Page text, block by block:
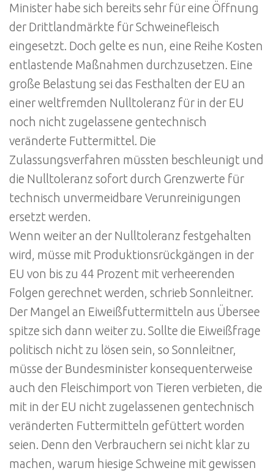
Minister habe sich bereits sehr für eine Öffnung
der Drittlandmärkte für Schweinefleisch
eingesetzt. Doch gelte es nun, eine Reihe Kosten
entlastende Maßnahmen durchzusetzen. Eine
große Belastung sei das Festhalten der EU an
einer weltfremden Nulltoleranz für in der EU
noch nicht zugelassene gentechnisch
veränderte Futtermittel. Die
Zulassungsverfahren müssten beschleunigt und
die Nulltoleranz sofort durch Grenzwerte für
technisch unvermeidbare Verunreinigungen
ersetzt werden.
Wenn weiter an der Nulltoleranz festgehalten
wird, müsse mit Produktionsrückgängen in der
EU von bis zu 44 Prozent mit verheerenden
Folgen gerechnet werden, schrieb Sonnleitner.
Der Mangel an Eiweißfuttermitteln aus Übersee
spitze sich dann weiter zu. Sollte die Eiweißfrage
politisch nicht zu lösen sein, so Sonnleitner,
müsse der Bundesminister konsequenterweise
auch den Fleischimport von Tieren verbieten, die
mit in der EU nicht zugelassenen gentechnisch
veränderten Futtermitteln gefüttert worden
seien. Denn den Verbrauchern sei nicht klar zu
machen, warum hiesige Schweine mit gewissen